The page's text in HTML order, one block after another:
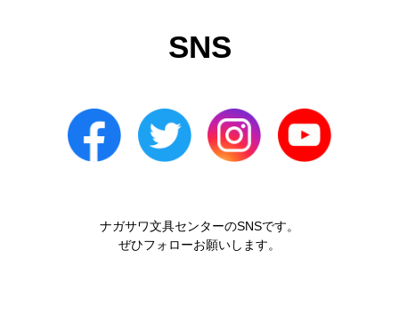
SNS
ナガサワ文具センターのSNSです。
ぜひフォローお願いします。